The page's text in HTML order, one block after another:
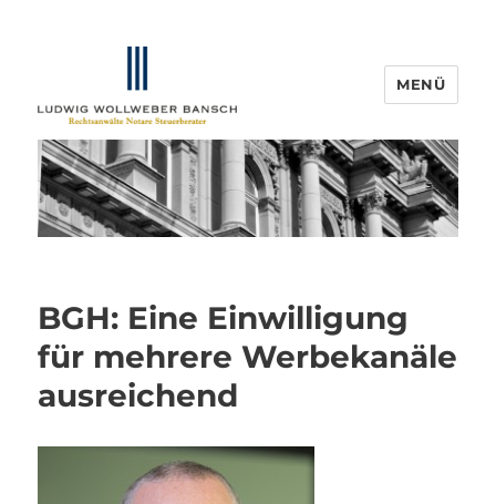
IP-Blogger.de
MENÜ
BGH: Eine Einwilligung
für mehrere Werbekanäle
ausreichend